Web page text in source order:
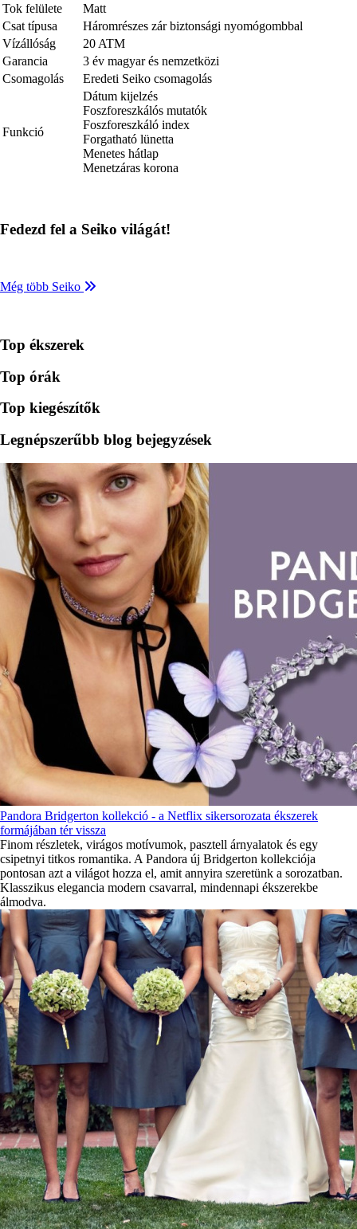
Tok felülete
Matt
Csat típusa
Háromrészes zár biztonsági nyomógombbal
Vízállóság
20 ATM
Garancia
3 év magyar és nemzetközi
Csomagolás
Eredeti Seiko csomagolás
Funkció
Dátum kijelzés
Foszforeszkálós mutatók
Foszforeszkáló index
Forgatható lünetta
Menetes hátlap
Menetzáras korona
Fedezd fel a Seiko világát!
Még több Seiko
Top ékszerek
Top órák
Top kiegészítők
Legnépszerűbb blog bejegyzések
Pandora Bridgerton kollekció - a Netflix sikersorozata ékszerek
formájában tér vissza
Finom részletek, virágos motívumok, pasztell árnyalatok és egy
csipetnyi titkos romantika. A Pandora új Bridgerton kollekciója
pontosan azt a világot hozza el, amit annyira szeretünk a sorozatban.
Klasszikus elegancia modern csavarral, mindennapi ékszerekbe
álmodva.